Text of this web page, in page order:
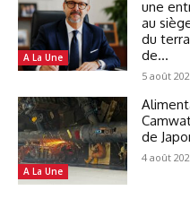
A La Une
une
au
du
de...
5 août
A La Une
de
4 août